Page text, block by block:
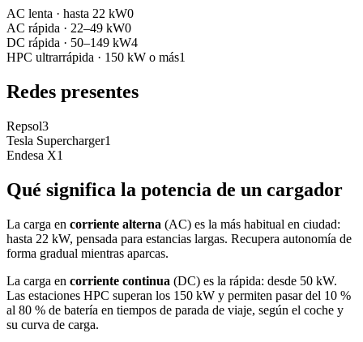
AC lenta · hasta 22 kW0
AC rápida · 22–49 kW0
DC rápida · 50–149 kW4
HPC ultrarrápida · 150 kW o más1
Redes presentes
Repsol3
Tesla Supercharger1
Endesa X1
Qué significa la potencia de un cargador
La carga en corriente alterna (AC) es la más habitual en ciudad:
hasta 22 kW, pensada para estancias largas. Recupera autonomía de
forma gradual mientras aparcas.
La carga en corriente continua (DC) es la rápida: desde 50 kW.
Las estaciones HPC superan los 150 kW y permiten pasar del 10 %
al 80 % de batería en tiempos de parada de viaje, según el coche y
su curva de carga.